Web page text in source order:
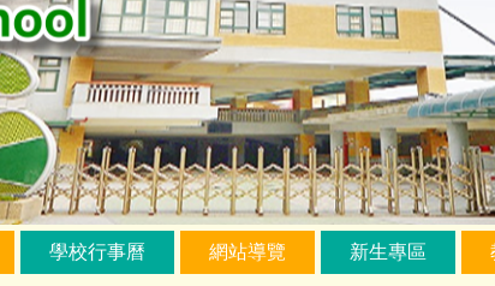
學校行事曆 網站導覽 新生專區